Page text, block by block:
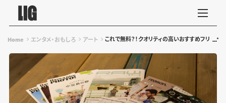
Home エンタメ・おもしろ アート これで無料？！クオリティの高いおすすめフリーペ